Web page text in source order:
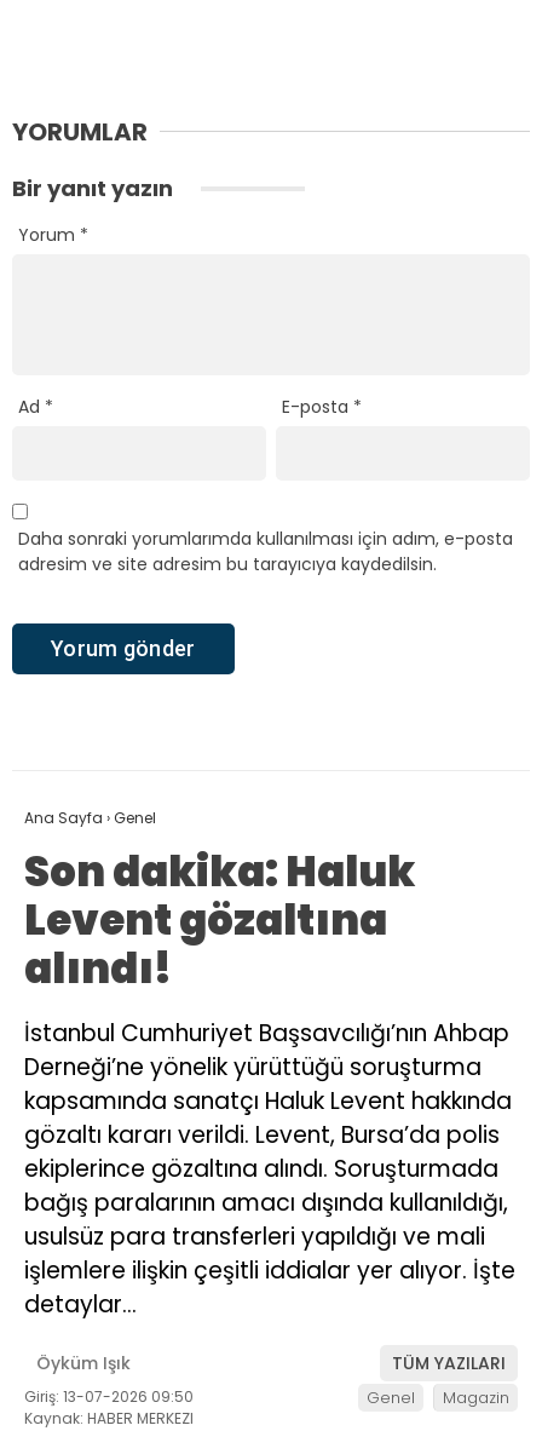
YORUMLAR
Bir yanıt yazın
Yorum *
Ad * E-posta *
Daha sonraki yorumlarımda kullanılması için adım, e-posta
adresim ve site adresim bu tarayıcıya kaydedilsin.
Ana Sayfa ›Genel
Son dakika: Haluk
Levent gözaltına
alındı!
İstanbul Cumhuriyet Başsavcılığı’nın Ahbap
Derneği’ne yönelik yürüttüğü soruşturma
kapsamında sanatçı Haluk Levent hakkında
gözaltı kararı verildi. Levent, Bursa’da polis
ekiplerince gözaltına alındı. Soruşturmada
bağış paralarının amacı dışında kullanıldığı,
usulsüz para transferleri yapıldığı ve mali
işlemlere ilişkin çeşitli iddialar yer alıyor. İşte
detaylar…
Öyküm Işık TÜM YAZILARI
Giriş: 13-07-2026 09:50
Kaynak: HABER MERKEZI
Genel Magazin